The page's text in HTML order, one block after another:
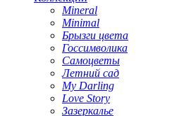
Mineral
Minimal
Брызги цвета
Госсимволика
Самоцветы
Летний сад
My Darling
Love Story
Зазеркалье